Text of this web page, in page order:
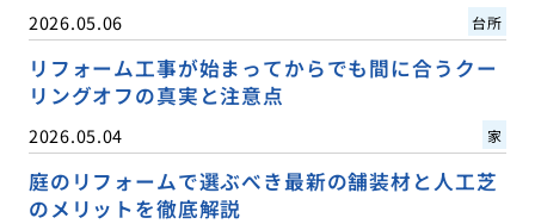
2026.05.06 台所
リフォーム工事が始まってからでも間に合うクー
リングオフの真実と注意点
2026.05.04 家
庭のリフォームで選ぶべき最新の舗装材と人工芝
のメリットを徹底解説